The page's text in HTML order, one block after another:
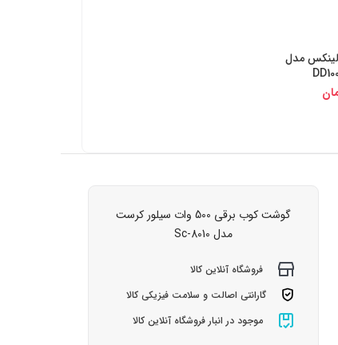
مدل
گوشت کوب برقی 500 وات سیلور کرست
مدل Sc-8010
فروشگاه آنلاین کالا
گارانتی اصالت و سلامت فیزیکی کالا
موجود در انبار فروشگاه آنلاین کالا